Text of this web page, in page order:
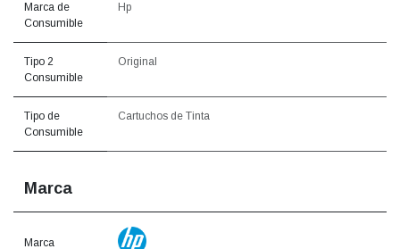
Marca de
Consumible
Hp
Tipo 2
Consumible
Original
Tipo de
Consumible
Cartuchos de Tinta
Marca
Marca